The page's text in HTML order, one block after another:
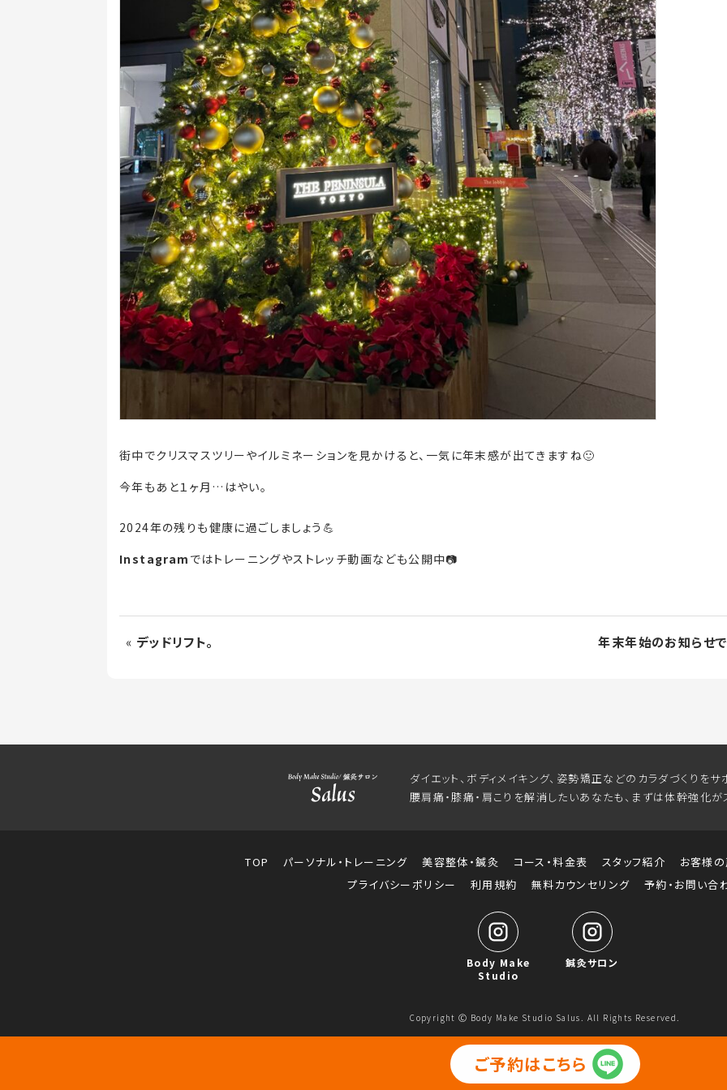
街中でクリスマスツリーやイルミネーションを見かけると、一気に年末感が出てきますね🙂
今年もあと１ヶ月…はやい。
2024年の残りも健康に過ごしましょう💪
Instagram ではトレーニングやストレッチ動画なども公開中📷
« デッドリフト。 年末年始のお知らせ
ダイエット、ボディメイキング、姿勢矯正などのカラダづくりをサ
腰肩痛・膝痛・肩こりを解消したいあなたも、まずは体幹強化が
TOP パーソナル・トレーニング 美容整体・鍼灸 コース・料金表 スタッフ紹介
お客様
プライバシーポリシー
利用規約 無料カウンセリング 予約・お問い合
Body Make
Studio
鍼灸サロン
Copyright Ⓒ Body Make Studio Salus. All Rights Reserved.
ご予約はこちら